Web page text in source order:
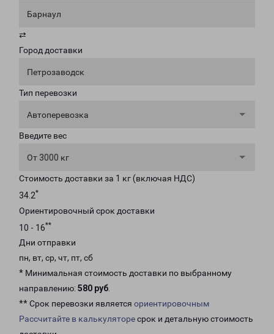
Барнаул
⇄
Город доставки
Петрозаводск
Тип перевозки
Автоперевозка
Введите вес
От 3000 кг
Стоимость доставки за 1 кг (включая НДС)
34.2*
Ориентировочный срок доставки
10 - 16**
Дни отправки
пн, вт, ср, чт, пт, сб
* Минимальная стоимость доставки по выбранному
направлению: 580 руб.
** Срок перевозки является ориентировочным
Рассчитайте в калькуляторесрок и детальную стоимость